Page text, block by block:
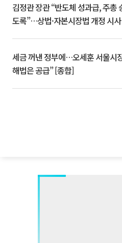
김정관 장관 “반도체 성과급, 주총
도록”…상법·자본시장법 개정 시사
세금 꺼낸 정부에…오세훈 서울시
해법은 공급” [종합]